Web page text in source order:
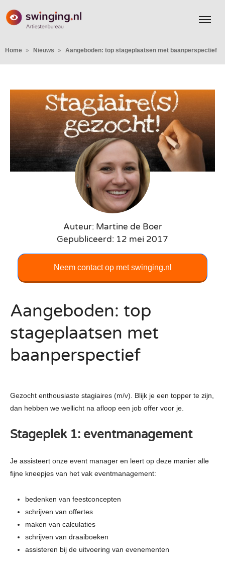
Home Nieuws Aangeboden: top stageplaatsen met baanperspectief
Auteur: Martine de Boer
Gepubliceerd: 12 mei 2017
Neem contact op met swinging.nl
Aangeboden: top
stageplaatsen met
baanperspectief
Gezocht enthousiaste stagiaires (m/v). Blijk je een topper te zijn,
dan hebben we wellicht na afloop een job offer voor je.
Stageplek 1: eventmanagement
Je assisteert onze event manager en leert op deze manier alle
fijne kneepjes van het vak eventmanagement:
bedenken van feestconcepten
schrijven van offertes
maken van calculaties
schrijven van draaiboeken
assisteren bij de uitvoering van evenementen